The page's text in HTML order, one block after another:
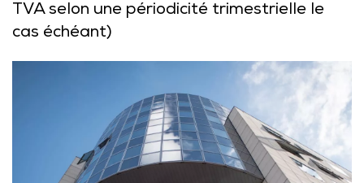
TVA selon une périodicité trimestrielle le
cas échéant)